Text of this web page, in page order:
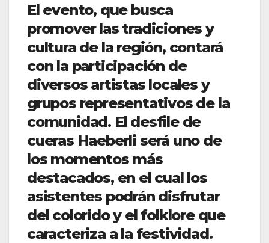
El evento, que busca
promover las tradiciones y
cultura de la región, contará
con la participación de
diversos artistas locales y
grupos representativos de la
comunidad. El desfile de
cueras Haeberli será uno de
los momentos más
destacados, en el cual los
asistentes podrán disfrutar
del colorido y el folklore que
caracteriza a la festividad.